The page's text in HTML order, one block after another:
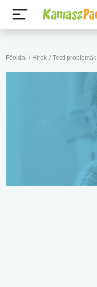
Főoldal / Hírek / Testi problémák